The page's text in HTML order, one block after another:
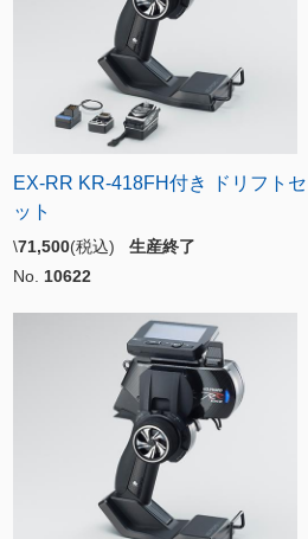
EX-RR KR-418FH付き ドリフトセ
ット
\71,500(税込) 生産終了
No. 10622